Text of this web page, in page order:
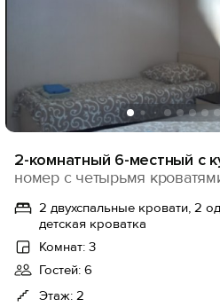
2-комнатный 6-местный с
номер с четырьмя
2 двухспальные кровати, 2
детская кроватка
Комнат: 3
Гостей: 6
Этаж: 2